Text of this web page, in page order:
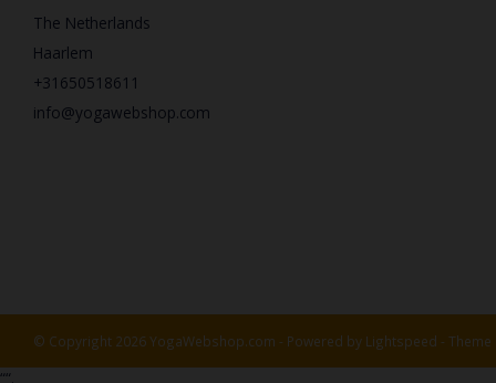
The Netherlands
Haarlem
+31650518611
info@yogawebshop.com
© Copyright 2026 YogaWebshop.com - Powered by Lightspeed - Theme
““.